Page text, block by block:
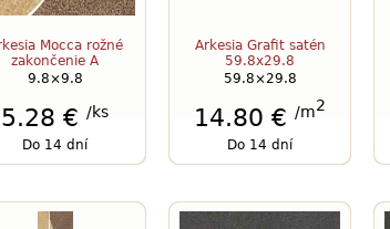
Mocca rožné
zakončenie A
9.8×9.8
5.28 € /ks
Do 14 dní
Arkesia Grafit satén
59.8x29.8
59.8×29.8
14.80 € /m2
Do 14 dní